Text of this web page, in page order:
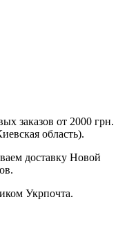
заказов от 2000 грн.
область).
доставку Новой
Укрпочта.